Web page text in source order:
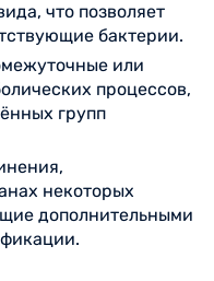
что позволяет
бактерии.
или
процессов,
групп
некоторых
дополнительными